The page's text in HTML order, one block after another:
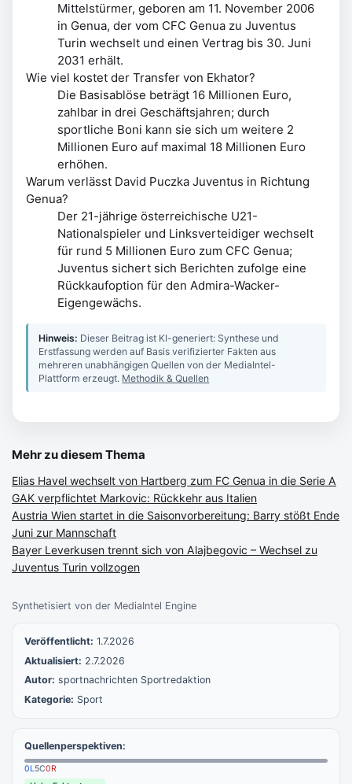
Synthetisiert von der MediaIntel Engine
Veröffentlicht: 1.7.2026
Aktualisiert: 2.7.2026
Autor: sportnachrichten Sportredaktion
Kategorie: Sport
Quellenperspektiven:
0L5C0R
Mittelstürmer, geboren am 11. November 2006
in Genua, der vom CFC Genua zu Juventus
Turin wechselt und einen Vertrag bis 30. Juni
2031 erhält.
Wie viel kostet der Transfer von Ekhator?
Die Basisablöse beträgt 16 Millionen Euro,
zahlbar in drei Geschäftsjahren; durch
sportliche Boni kann sie sich um weitere 2
Millionen Euro auf maximal 18 Millionen Euro
erhöhen.
Warum verlässt David Puczka Juventus in Richtung
Genua?
Der 21-jährige österreichische U21-
Nationalspieler und Linksverteidiger wechselt
für rund 5 Millionen Euro zum CFC Genua;
Juventus sichert sich Berichten zufolge eine
Rückkaufoption für den Admira-Wacker-
Eigengewächs.
Hinweis: Dieser Beitrag ist KI-generiert: Synthese und
Erstfassung werden auf Basis verifizierter Fakten aus
mehreren unabhängigen Quellen von der MediaIntel-
Plattform erzeugt. Methodik & Quellen
Mehr zu diesem Thema
Elias Havel wechselt von Hartberg zum FC Genua in die Serie A
GAK verpflichtet Markovic: Rückkehr aus Italien
Austria Wien startet in die Saisonvorbereitung: Barry stößt Ende
Juni zur Mannschaft
Bayer Leverkusen trennt sich von Alajbegovic – Wechsel zu
Juventus Turin vollzogen